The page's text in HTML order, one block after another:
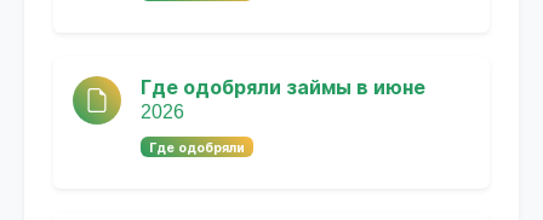
Где одобряли займы в июне
2026
Где одобряли